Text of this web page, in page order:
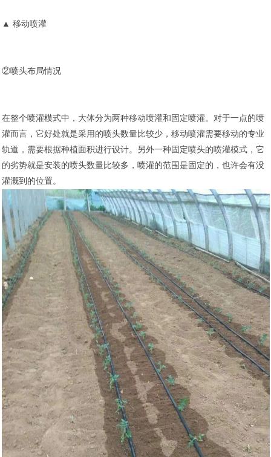
▲ 移动喷灌
②喷头布局情况
在整个喷灌模式中，大体分为两种移动喷灌和固定喷灌。对于一点的喷
灌而言，它好处就是采用的喷头数量比较少，移动喷灌需要移动的专业
轨道，需要根据种植面积进行设计。另外一种固定喷头的喷灌模式，它
的劣势就是安装的喷头数量比较多，喷灌的范围是固定的，也许会有没
灌溉到的位置。